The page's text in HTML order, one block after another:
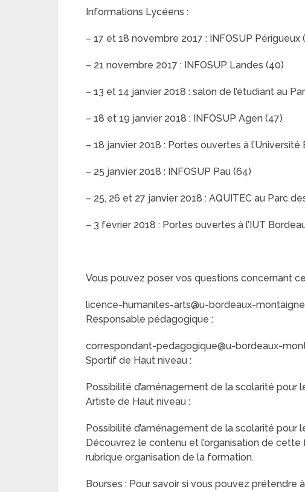
Informations Lycéens :
– 17 et 18 novembre 2017 : INFOSUP Périgueux
– 21 novembre 2017 : INFOSUP Landes (40)
– 13 et 14 janvier 2018 : salon de l’étudiant au
– 18 et 19 janvier 2018 : INFOSUP Agen (47)
– 18 janvier 2018 : Portes ouvertes à
– 25 janvier 2018 : INFOSUP Pau (64)
– 25, 26 et 27 janvier 2018 : AQUITEC au Parc
– 3 février 2018 : Portes ouvertes à l’IUT
Vous pouvez poser vos questions concernant
licence-humanites-arts@u-bordeaux-
Responsable pédagogique :
correspondant-pedagogique@u-bordeaux-
Sportif de Haut niveau :
Possibilité d’aménagement de la scolarité pour
Artiste de Haut niveau :
Possibilité d’aménagement de la scolarité pour
Découvrez le contenu et l’organisation de cette
rubrique organisation de la formation.
Bourses : Pour savoir si vous pouvez prétendre